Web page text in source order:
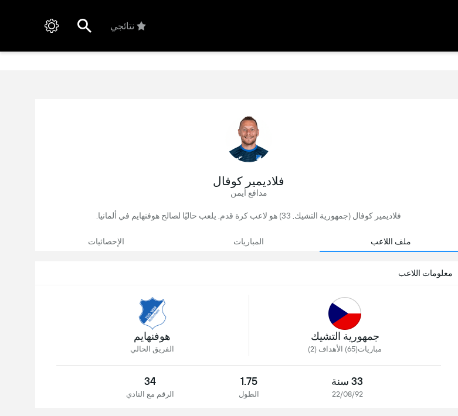
نتائجي
فلاديمير كوفال
مدافع أيمن
فلاديمير كوفال (جمهورية التشيك, 33) هو لاعب كرة قدم, يلعب حاليًا لصالح هوفنهايم في ألمانيا.
ملف اللاعب المباريات الإحصائيات
معلومات اللاعب
جمهورية التشيك
مباريات(65) الأهداف (2)
هوفنهايم
الفريق الحالي
33 سنة
22/08/92
1.75
الطول
34
الرقم مع النادي